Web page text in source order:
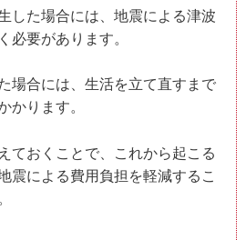
した場合には、地震による津波
必要があります。
場合には、生活を立て直すまで
かります。
ておくことで、これから起こる
震による費用負担を軽減するこ